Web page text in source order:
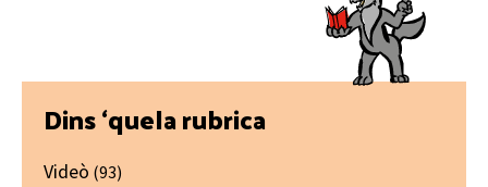
Primary
Sidebar
Dins ‘quela rubrica
Videò (93)